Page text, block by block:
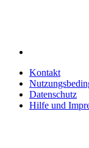
Kontakt
Datenschutz
Hilfe und